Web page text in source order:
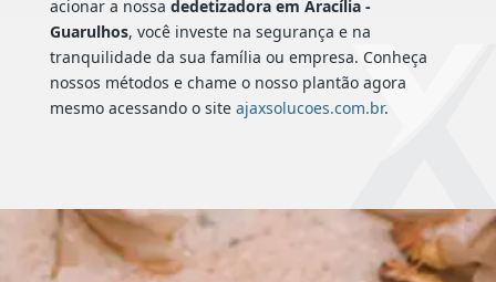
acionar a nossa dedetizadora em Aracília -
Guarulhos, você investe na segurança e na
tranquilidade da sua família ou empresa. Conheça
nossos métodos e chame o nosso plantão agora
mesmo acessando o site ajaxsolucoes.com.br.